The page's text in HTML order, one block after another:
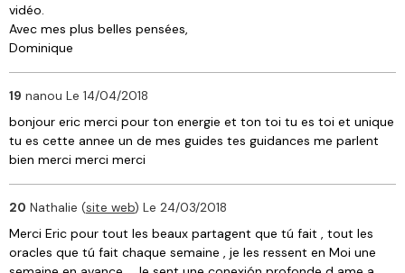
vidéo.
Avec mes plus belles pensées,
Dominique
19 nanou Le 14/04/2018
bonjour eric merci pour ton energie et ton toi tu es toi et unique
tu es cette annee un de mes guides tes guidances me parlent
bien merci merci merci
20 Nathalie (site web) Le 24/03/2018
Merci Eric pour tout les beaux partagent que tú fait , tout les
oracles que tú fait chaque semaine , je les ressent en Moi une